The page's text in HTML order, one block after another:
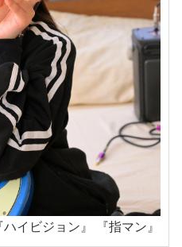
イビジョン』 『指マン』